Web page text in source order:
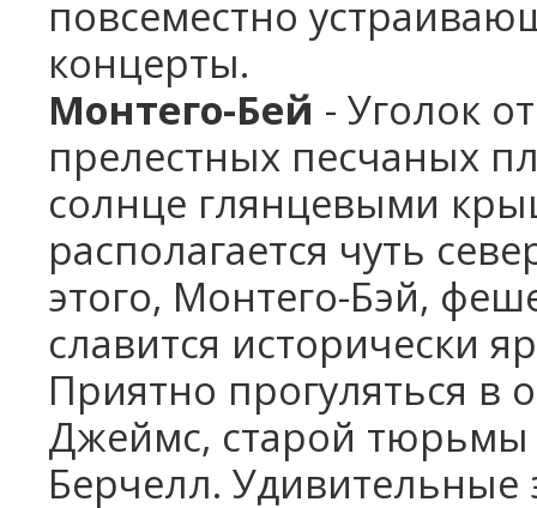
повсеместно
концерты.
Монтего-Бей - Уголок
прелестных песчаных
солнце глянцевыми
располагается чуть
этого, Монтего-Бэй,
славится исторически
Приятно прогуляться в
Джеймс, старой
Берчелл. Удивительные